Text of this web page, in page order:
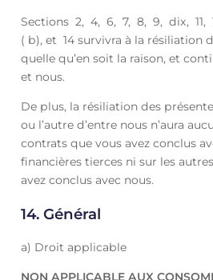
Sections 2, 4, 6, 7, 8, 9, dix, 11,
( b), et 14 survivra à la résiliation
quelle qu’en soit la raison, et
et nous.
De plus, la résiliation des
ou l’autre d’entre nous n’aura
contrats que vous avez conclus
financières tierces ni sur les
avez conclus avec nous.
14. Général
a) Droit applicable
NON APPLICABLE AUX